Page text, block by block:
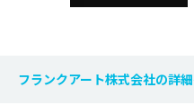
フランクアート株式会社の詳